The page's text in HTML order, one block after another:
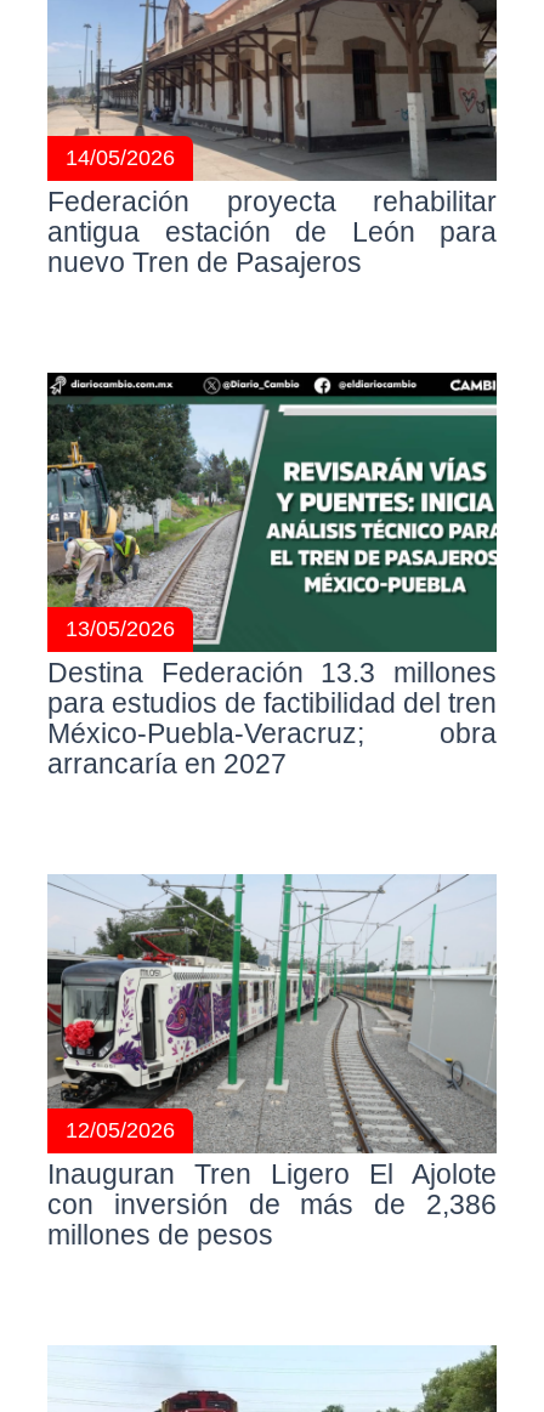
14/05/2026
Federación proyecta rehabilitar
antigua estación de León para
nuevo Tren de Pasajeros
13/05/2026
Destina Federación 13.3 millones
para estudios de factibilidad del tren
México-Puebla-Veracruz; obra
arrancaría en 2027
12/05/2026
Inauguran Tren Ligero El Ajolote
con inversión de más de 2,386
millones de pesos